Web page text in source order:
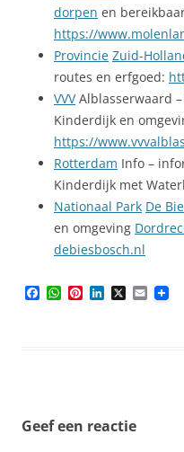
dorpen en
https://
Provincie Zuid-
routes en erfgoed:
VVVAlblasserwaard
Kinderdijk en
https://
Rotterdam Info –
Kinderdijk met
Nationaal Park De
en omgeving
debiesbosch.nl
W P X E
m
Geef een reactie